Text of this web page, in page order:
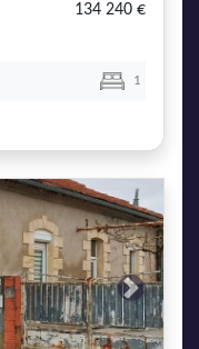
134 240 €
1
Next